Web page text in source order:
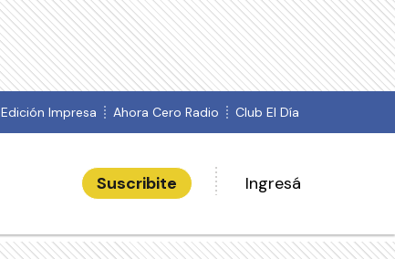
Edición Impresa Ahora Cero Radio Club El Día
Suscribite Ingresá